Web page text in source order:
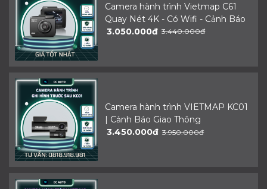
Camera hành trình Vietmap C61
Quay Nét 4K - Có Wifi - Cảnh Báo
3.050.000đ 3.440.000đ
Camera hành trình VIETMAP KC01
| Cảnh Báo Giao Thông
3.450.000đ 3.950.000đ